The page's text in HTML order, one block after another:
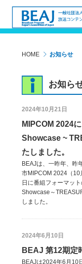
HOME お知らせ
お知ら
2024年10月21日
MIPCOM 2024
Showcase ~
たしました。
BEAJは、一昨年、昨
市MIPCOM 2024（10
日に番組フォーマッ
Showcase～
しました。
2024年6月10日
BEAJ 第12期定
BEAJは2024年6月10